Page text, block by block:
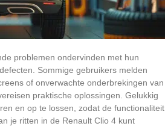
problemen ondervinden met hun
Sommige gebruikers melden
of onverwachte onderbrekingen van
praktische oplossingen. Gelukkig
en op te lossen, zodat de functionaliteit
je ritten in de Renault Clio 4 kunt